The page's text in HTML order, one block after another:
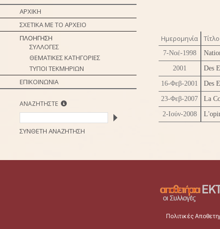
ΑΡΧΙΚΗ
ΣΧΕΤΙΚΑ ΜΕ ΤΟ ΑΡΧΕΙΟ
ΠΛΟΗΓΗΣΗ
ΣΥΛΛΟΓΕΣ
ΘΕΜΑΤΙΚΕΣ ΚΑΤΗΓΟΡΙΕΣ
ΤΥΠΟΙ ΤΕΚΜΗΡΙΩΝ
ΕΠΙΚΟΙΝΩΝΙΑ
ΑΝΑΖΗΤΗΣΤΕ
ΣΥΝΘΕΤΗ ΑΝΑΖΗΤΗΣΗ
Ημερομηνία
7-Νοέ-1998
2001 Des
16-Φεβ-2001 Des
23-Φεβ-2007 La
2-Ιούν-2008